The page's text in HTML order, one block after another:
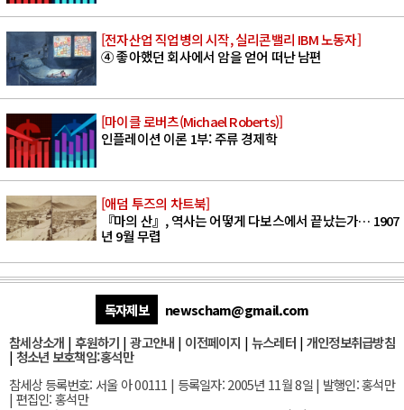
[전자산업 직업병의 시작, 실리콘밸리 IBM 노동자]
④ 좋아했던 회사에서 암을 얻어 떠난 남편
[마이클 로버츠(Michael Roberts)]
인플레이션 이론 1부: 주류 경제학
[애덤 투즈의 차트북]
『마의 산』, 역사는 어떻게 다보스에서 끝났는가… 1907
년 9월 무렵
독자제보
newscham@gmail.com
참세상소개 | 후원하기 |광고안내 | 이전페이지 | 뉴스레터| 개인정보취급방침
| 청소년 보호책임:홍석만
참세상 등록번호: 서울 아 00111 | 등록일자: 2005년 11월 8일 | 발행인: 홍석만
| 편집인: 홍석만